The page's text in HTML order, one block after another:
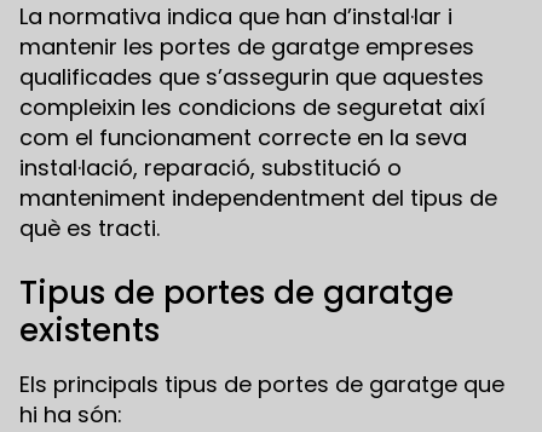
La normativa indica que han d’instal·lar i
mantenir les portes de garatge empreses
qualificades que s’assegurin que aquestes
compleixin les condicions de seguretat així
com el funcionament correcte en la seva
instal·lació, reparació, substitució o
manteniment independentment del tipus de
què es tracti.
Tipus de portes de garatge
existents
Els principals tipus de portes de garatge que
hi ha són: